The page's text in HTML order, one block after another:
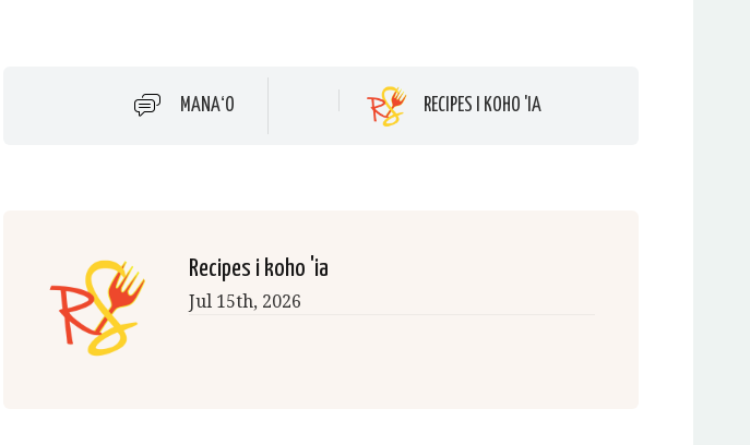
MANAʻO RECIPES I KOHO 'IA
Recipes i koho 'ia
Jul 15th, 2026